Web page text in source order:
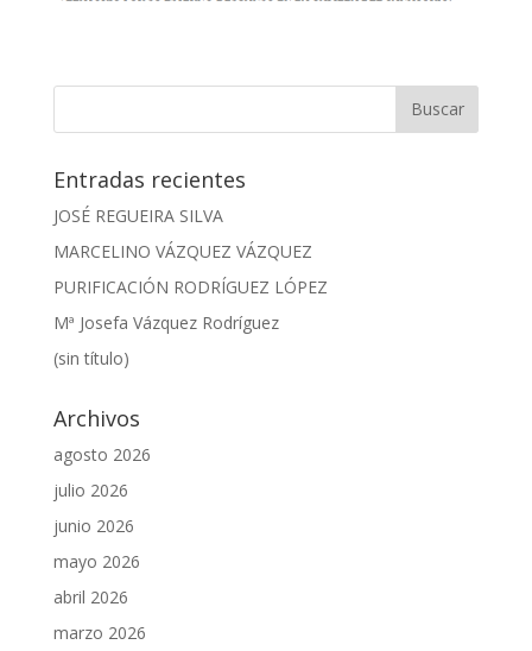
Entradas recientes
JOSÉ REGUEIRA SILVA
MARCELINO VÁZQUEZ VÁZQUEZ
PURIFICACIÓN RODRÍGUEZ LÓPEZ
Mª Josefa Vázquez Rodríguez
(sin título)
Archivos
agosto 2026
julio 2026
junio 2026
mayo 2026
abril 2026
marzo 2026